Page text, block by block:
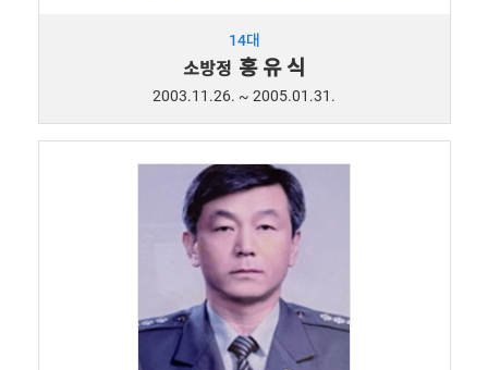
14대
소방정 홍 유 식
2003.11.26. ~ 2005.01.31.